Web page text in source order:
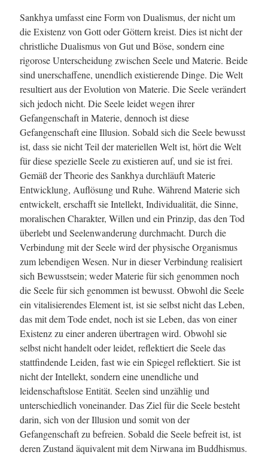
Sankhya umfasst eine Form von Dualismus, der nicht um
die Existenz von Gott oder Göttern kreist. Dies ist nicht der
christliche Dualismus von Gut und Böse, sondern eine
rigorose Unterscheidung zwischen Seele und Materie. Beide
sind unerschaffene, unendlich existierende Dinge. Die Welt
resultiert aus der Evolution von Materie. Die Seele verändert
sich jedoch nicht. Die Seele leidet wegen ihrer
Gefangenschaft in Materie, dennoch ist diese
Gefangenschaft eine Illusion. Sobald sich die Seele bewusst
ist, dass sie nicht Teil der materiellen Welt ist, hört die Welt
für diese spezielle Seele zu existieren auf, und sie ist frei.
Gemäß der Theorie des Sankhya durchläuft Materie
Entwicklung, Auflösung und Ruhe. Während Materie sich
entwickelt, erschafft sie Intellekt, Individualität, die Sinne,
moralischen Charakter, Willen und ein Prinzip, das den Tod
überlebt und Seelenwanderung durchmacht. Durch die
Verbindung mit der Seele wird der physische Organismus
zum lebendigen Wesen. Nur in dieser Verbindung realisiert
sich Bewusstsein; weder Materie für sich genommen noch
die Seele für sich genommen ist bewusst. Obwohl die Seele
ein vitalisierendes Element ist, ist sie selbst nicht das Leben,
das mit dem Tode endet, noch ist sie Leben, das von einer
Existenz zu einer anderen übertragen wird. Obwohl sie
selbst nicht handelt oder leidet, reflektiert die Seele das
stattfindende Leiden, fast wie ein Spiegel reflektiert. Sie ist
nicht der Intellekt, sondern eine unendliche und
leidenschaftslose Entität. Seelen sind unzählig und
unterschiedlich voneinander. Das Ziel für die Seele besteht
darin, sich von der Illusion und somit von der
Gefangenschaft zu befreien. Sobald die Seele befreit ist, ist
deren Zustand äquivalent mit dem Nirwana im Buddhismus.